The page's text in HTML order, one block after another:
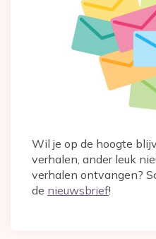
Wil je op de hoogte
verhalen, ander leuk
verhalen ontvangen?
de nieuwsbrief!